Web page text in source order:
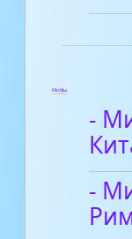
Мифы
-
-